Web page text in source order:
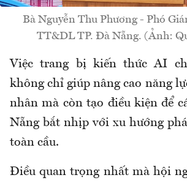
Bà Nguyễn Thu Phương - Phó
TT&DL TP. Đà Nẵng. (Ảnh:
Việc trang bị kiến thức AI
không chỉ giúp nâng cao năng
nhân mà còn tạo điều kiện để
Nẵng bắt nhịp với xu hướng
toàn cầu.
Điều quan trọng nhất mà hội